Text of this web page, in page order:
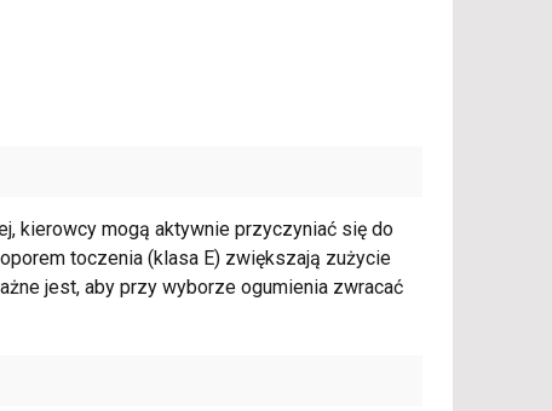
kierowcy mogą aktywnie przyczyniać się do
toczenia (klasa E) zwiększają zużycie
jest, aby przy wyborze ogumienia zwracać